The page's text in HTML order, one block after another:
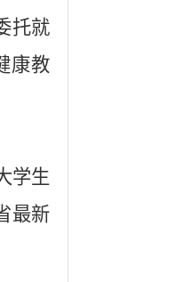
托就
康教
学生
最新